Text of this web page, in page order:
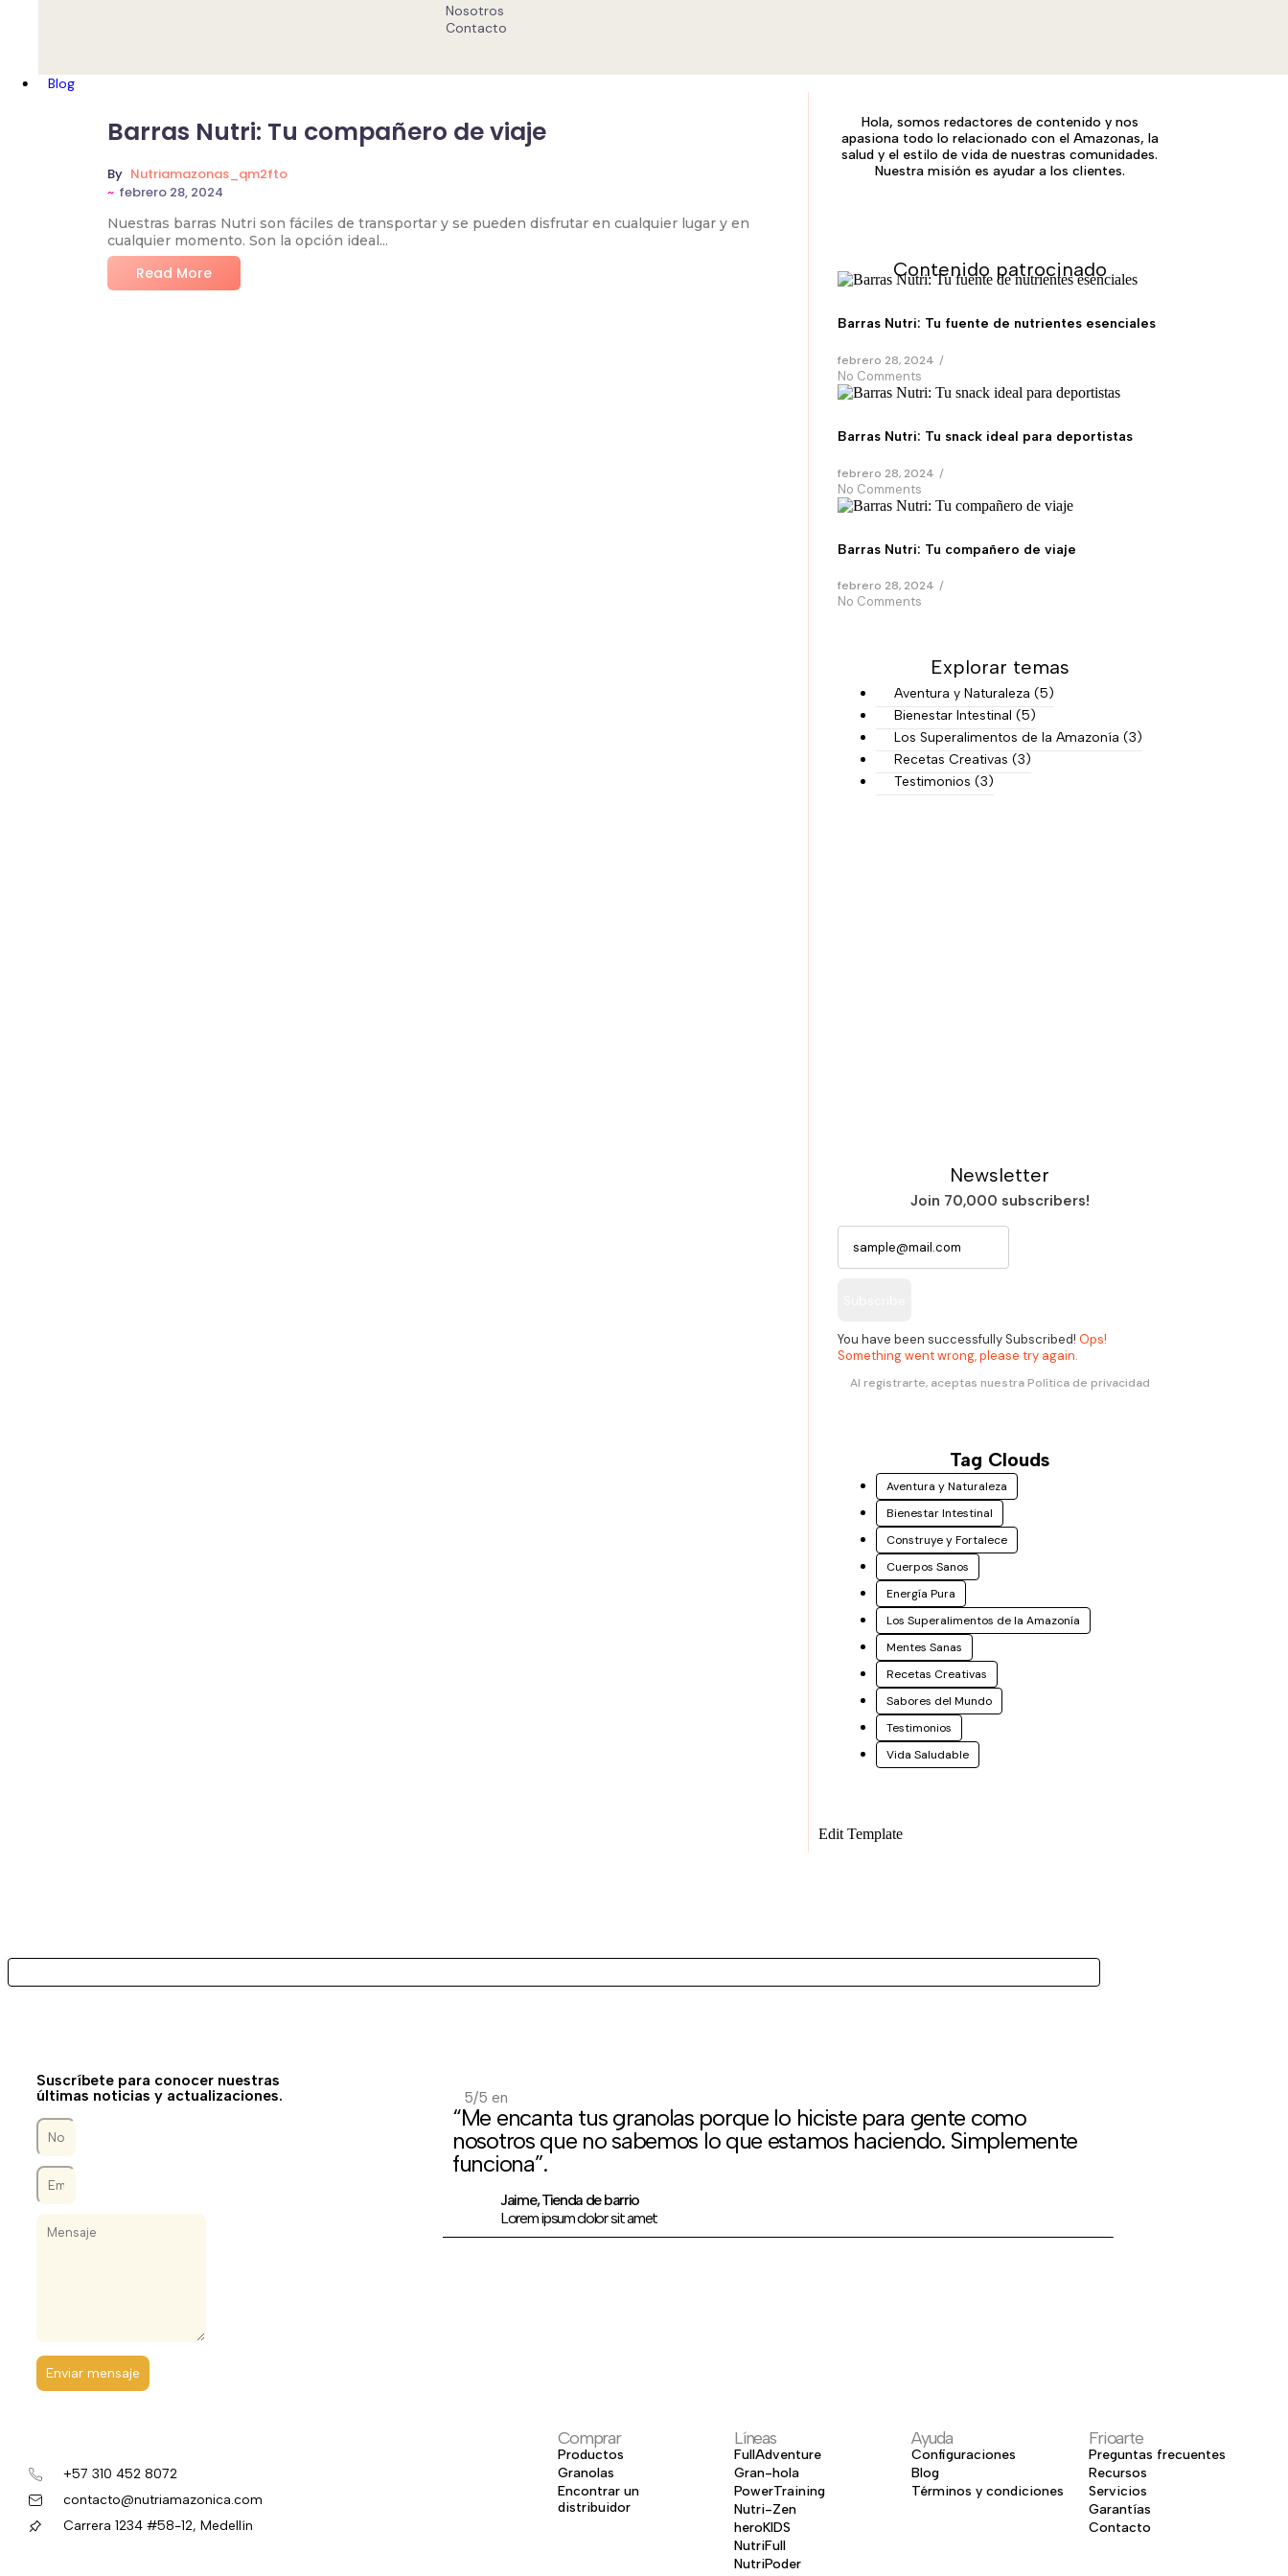
Nosotros
Contacto
Blog
Barras Nutri: Tu compañero de viaje
By Nutriamazonas_qm2fto
~ febrero 28, 2024
Nuestras barras Nutri son fáciles de transportar y se pueden disfrutar en cualquier lugar y en
cualquier momento. Son la opción ideal...
Read More
Hola, somos redactores de contenido y nos
apasiona todo lo relacionado con el Amazonas, la
salud y el estilo de vida de nuestras comunidades.
Nuestra misión es ayudar a los clientes.
Contenido patrocinado
Barras Nutri: Tu fuente de nutrientes esenciales
febrero 28, 2024 /
No Comments
Barras Nutri: Tu snack ideal para deportistas
febrero 28, 2024 /
No Comments
Barras Nutri: Tu compañero de viaje
febrero 28, 2024 /
No Comments
Explorar temas
Aventura y Naturaleza (5)
Bienestar Intestinal (5)
Los Superalimentos de la Amazonía (3)
Recetas Creativas (3)
Testimonios (3)
Newsletter
Join 70,000 subscribers!
You have been successfully Subscribed! Ops!
Something went wrong, please try again.
Al registrarte, aceptas nuestra Política de privacidad
Tag Clouds
Aventura y Naturaleza
Bienestar Intestinal
Construye y Fortalece
Cuerpos Sanos
Energía Pura
Los Superalimentos de la Amazonía
Mentes Sanas
Recetas Creativas
Sabores del Mundo
Testimonios
Vida Saludable
Edit Template
Suscríbete para conocer nuestras
últimas noticias y actualizaciones.
Enviar mensaje
5/5 en
“Me encanta tus granolas porque lo hiciste para gente como
nosotros que no sabemos lo que estamos haciendo. Simplemente
funciona”.
Jaime, Tienda de barrio
Lorem ipsum dolor sit amet
+57 310 452 8072
contacto@nutriamazonica.com
Carrera 1234 #58-12, Medellín
Comprar
Productos
Granolas
Encontrar un
distribuidor
Líneas
FullAdventure
Gran-hola
PowerTraining
Nutri-Zen
heroKIDS
NutriFull
NutriPoder
Ayuda
Configuraciones
Blog
Términos y condiciones
Frioarte
Preguntas frecuentes
Recursos
Servicios
Garantías
Contacto